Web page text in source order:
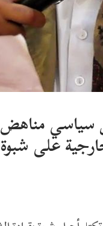
على شبوة